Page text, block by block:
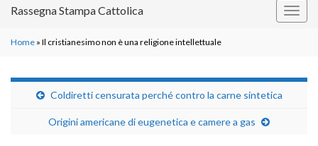
Rassegna Stampa Cattolica
Home » Il cristianesimo non è una religione intellettuale
Coldiretti censurata perché contro la carne sintetica
Origini americane di eugenetica e camere a gas